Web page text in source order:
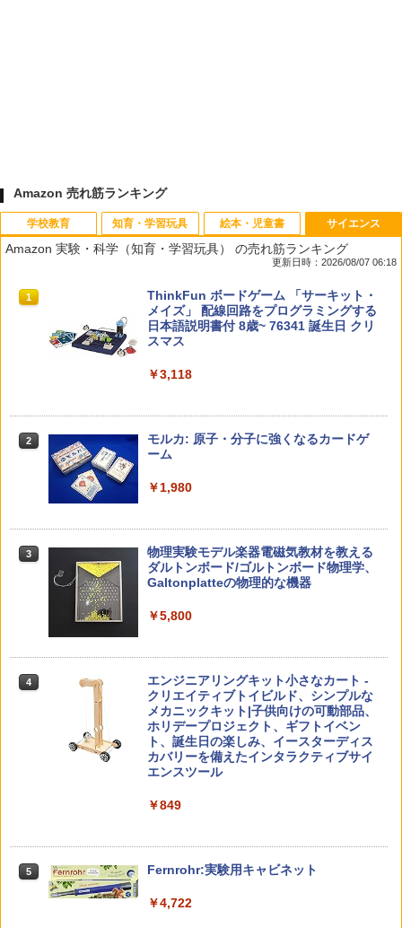
Amazon 売れ筋ランキング
学校教育
1 先生のためのGoogle AI完全攻略図鑑
￥-
￥2,200
3
カウンセリングとは何か 変化するという
こと (講談社現代新書 2787)
4
「ことばで伝える」ができない子どもた
ち 誰が〈ことばの力〉を育てるのか
￥1,870
ゼロからわかる！ みるみる図形に強く
￥1,430
知育・学習玩具
1
Amazon Fire HD 10 キッズモデル (10イ
ンチ) ピンク 対象年齢3歳から 数千点の
キッズコンテンツが1年間使い放題
何回も書ける! れんしゅうボード ひらが
な・カタカナ・すうじ・ABC 3歳以上 知
【くもん出版公式特別セット】くもん出
版(KUMON PUBLISHING) くもんの日本
知育玩具 おもちゃ 5歳以上 KUMON PN-
￥4,046
Amazon Fire HD 10 キッズプロ (10イン
チ) ディズニー スティッチ エディション
対象年齢6歳から 数千点のキッズコンテ
ンツが1年間使い放題
￥26,980
5
くもん出版(KUMON PUBLISHING) ロジ
上 KUMON LK-10
絵本・児童書
1
タッチペンで音が聞ける!はじめてずかん
1000 英語つき ([バラエティ])
￥5,478
2
中学英語をもう一度ひとつひとつわかり
￥2,750
￥4,290
戦！編
￥1,320
OK（重版：10月上旬発送） (TJMOOK)
サイエンス
Amazon 実験・科学（知育・学習玩具） の売れ筋ランキング
更新日時：2026/08/07 06:18
1
ThinkFun ボードゲーム 「サーキット・
メイズ」 配線回路をプログラミングする
日本語説明書付 8歳~ 76341 誕生日 クリ
スマス
￥3,118
2
モルカ: 原子・分子に強くなるカードゲ
ーム
￥1,980
3
物理実験モデル楽器電磁気教材を教える
ダルトンボード/ゴルトンボード物理学、
Galtonplatteの物理的な機器
￥5,800
4
エンジニアリングキット小さなカート -
クリエイティブトイビルド、シンプルな
メカニックキット|子供向けの可動部品、
ホリデープロジェクト、ギフトイベン
ト、誕生日の楽しみ、イースターディス
カバリーを備えたインタラクティブサイ
エンスツール
￥849
5 Fernrohr:実験用キャビネット
￥4,722